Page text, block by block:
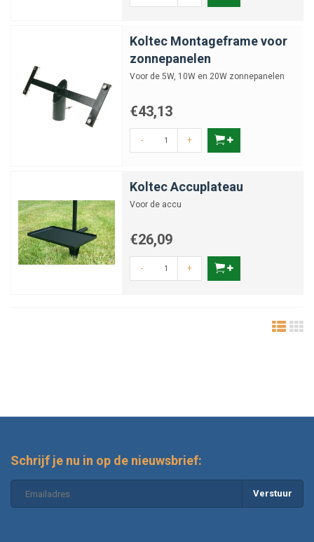
Koltec Montageframe voor
zonnepanelen
Voor de 5W, 10W en 20W zonnepanelen
€43,13
- +
Koltec Accuplateau
Voor de accu
€26,09
- +
Schrijf je nu in op de nieuwsbrief:
Verstuur